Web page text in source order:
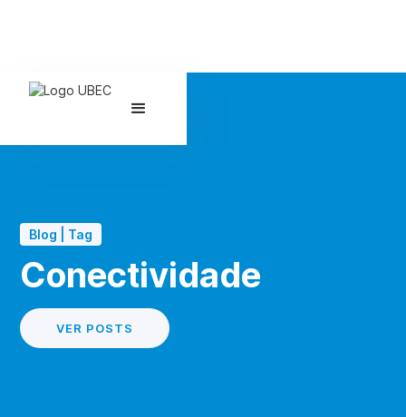
Blog | Tag
Conectividade
VER POSTS